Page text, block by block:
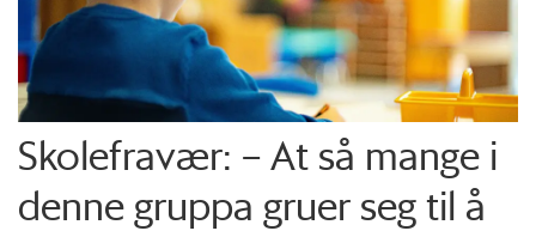
Skolefravær: – At så mange i
denne gruppa gruer seg til å